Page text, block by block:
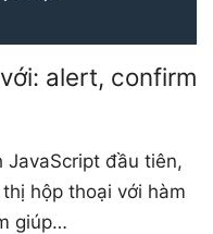
alert, confirm
JavaScript đầu tiên,
hộp thoại với hàm
giúp…